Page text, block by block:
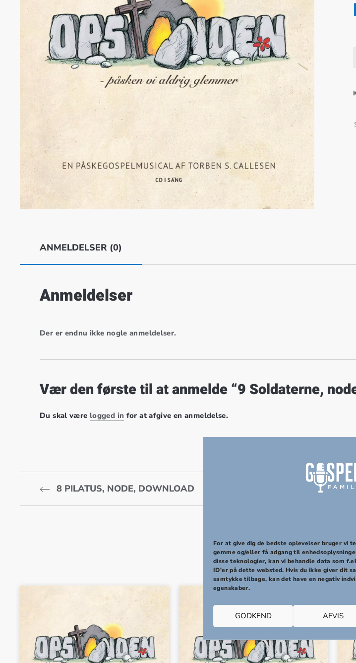
For at give dig de bedste oplevelser bruger vi
gemme og/eller få adgang til
disse teknologier, kan vi behandle data som
ID'er på dette websted. Hvis du ikke giver dit
samtykke tilbage, kan det have en negativ
egenskaber.
GODKEND AFVIS
ANMELDELSER (0)
Anmeldelser
Der er endnu ikke nogle anmeldelser.
Vær den første til at anmelde “9 Soldaterne,
Du skal være logged in for at afgive en anmeldelse.
8 PILATUS, NODE, DOWNLOAD
Relaterede